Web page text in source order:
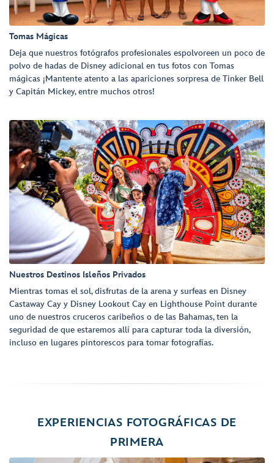
Tomas Mágicas
Deja que nuestros fotógrafos profesionales espolvoreen un poco de
polvo de hadas de Disney adicional en tus fotos con Tomas
mágicas ¡Mantente atento a las apariciones sorpresa de Tinker Bell
y Capitán Mickey, entre muchos otros!
Nuestros Destinos Isleños Privados
Mientras tomas el sol, disfrutas de la arena y surfeas en Disney
Castaway Cay y Disney Lookout Cay en Lighthouse Point durante
uno de nuestros cruceros caribeños o de las Bahamas, ten la
seguridad de que estaremos allí para capturar toda la diversión,
incluso en lugares pintorescos para tomar fotografías.
EXPERIENCIAS FOTOGRÁFICAS DE
PRIMERA